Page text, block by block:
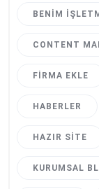
BENIM
CONTENT
FIRMA EKLE
HABERLER
HAZIR SITE
KURUMSAL